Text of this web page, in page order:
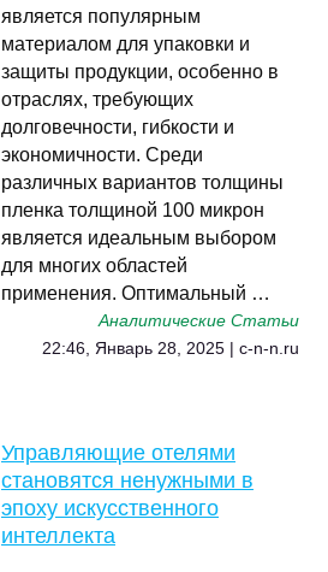
является популярным
материалом для упаковки и
защиты продукции, особенно в
отраслях, требующих
долговечности, гибкости и
экономичности. Среди
различных вариантов толщины
пленка толщиной 100 микрон
является идеальным выбором
для многих областей
применения. Оптимальный …
Аналитические Статьи
22:46, Январь 28, 2025 | c-n-n.ru
Управляющие отелями
становятся ненужными в
эпоху искусственного
интеллекта